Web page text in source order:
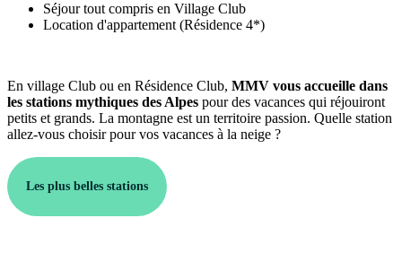
Séjour tout compris en Village Club
Location d'appartement (Résidence 4*)
En village Club ou en Résidence Club, MMV vous accueille dans
les stations mythiques des Alpes pour des vacances qui réjouiront
petits et grands. La montagne est un territoire passion. Quelle station
allez-vous choisir pour vos vacances à la neige ?
Les plus belles stations